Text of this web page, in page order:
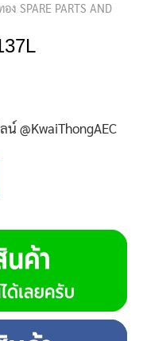
SPARE PARTS AND
@KwaiThongAEC